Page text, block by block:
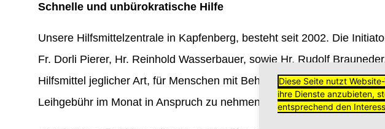
Schnelle und unbürokratische Hilfe
Unsere Hilfsmittelzentrale in Kapfenberg, besteht seit 2002. Die
Fr. Dorli Pierer, Hr. Reinhold Wasserbauer, sowie Hr. Rudolf
Hilfsmittel jeglicher Art, für Menschen mit Behinderung, oder
Leihgebühr im Monat in Anspruch zu nehmen.
Diese Seite nutzt
ihre Dienste anzubieten,
entsprechend den